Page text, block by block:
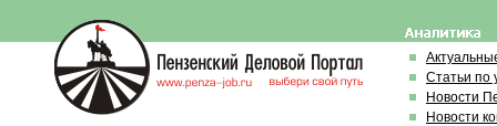
Статьи по
Новости
Новости